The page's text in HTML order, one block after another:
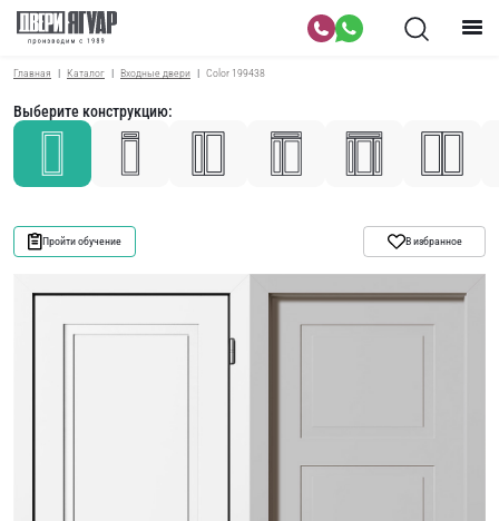
Главная Каталог Входные двери Color 199438
Выберите конструкцию:
Пройти обучение В избранное